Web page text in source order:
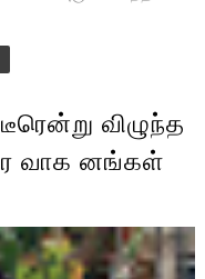
விழுந்த
வாக னங்கள்